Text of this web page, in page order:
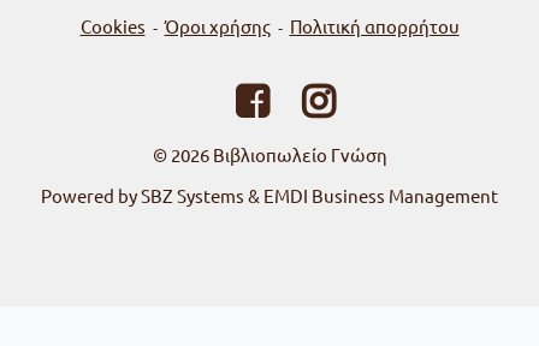
Cookies - Όροι χρήσης - Πολιτική απορρήτου
© 2026 Βιβλιοπωλείο Γνώση
Powered by SBZ Systems & EMDI Business Management